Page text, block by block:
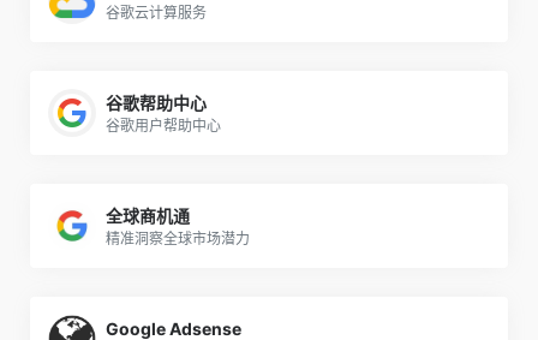
谷歌云计算服务
谷歌帮助中心
谷歌用户帮助中心
全球商机通
精准洞察全球市场潜力
Google Adsense